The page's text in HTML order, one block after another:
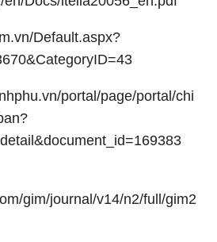
Default.aspx?
portal/page/portal/chi
gim/journal/v14/n2/full/gim2